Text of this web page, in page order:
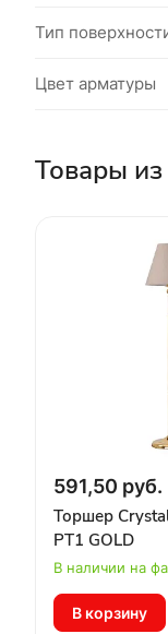
Тип
Цвет арматуры
Товары
591,50 руб.
Торшер
PT1 GOLD
В наличии на
В корзину